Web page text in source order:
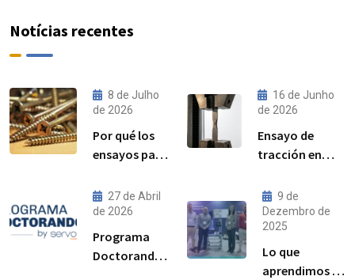
Notícias recentes
8 de Julho
de 2026
Por qué los
ensayos par–
cada vez más
importantes
para el
rendimiento
16 de Junho
de 2026
Ensayo de
tracción en
procedimiento,
norma ISO
6892-1 y
resultados
esperados
27 de Abril
de 2026
Programa
Doctorandos
9 de
Dezembro de
2025
Lo que
aprendimos en